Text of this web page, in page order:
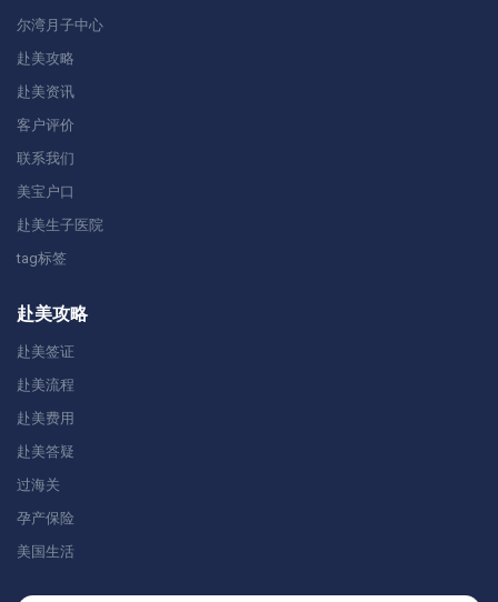
尔湾月子中心
赴美攻略
赴美资讯
客户评价
联系我们
美宝户口
赴美生子医院
tag标签
赴美攻略
赴美签证
赴美流程
赴美费用
赴美答疑
过海关
孕产保险
美国生活